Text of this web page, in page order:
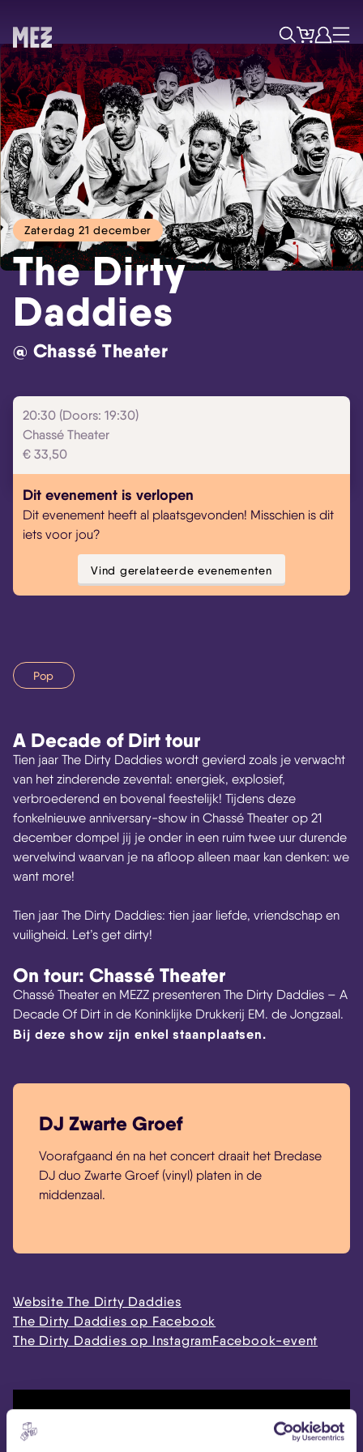
Skip navigatie
ZoekTicketsAccount
Menu
Zaterdag 21 december
The Dirty
Daddies
@ Chassé Theater
20:30 (Doors: 19:30)
Chassé Theater
€ 33,50
Dit evenement is verlopen
Dit evenement heeft al plaatsgevonden! Misschien is dit
iets voor jou?
Vind gerelateerde evenementen
Pop
A Decade of Dirt tour
Tien jaar The Dirty Daddies wordt gevierd zoals je verwacht
van het zinderende zevental: energiek, explosief,
verbroederend en bovenal feestelijk! Tijdens deze
fonkelnieuwe anniversary-show in Chassé Theater op 21
december dompel jij je onder in een ruim twee uur durende
wervelwind waarvan je na afloop alleen maar kan denken: we
want more!
Tien jaar The Dirty Daddies: tien jaar liefde, vriendschap en
vuiligheid. Let’s get dirty!
On tour: Chassé Theater
Chassé Theater en MEZZ presenteren The Dirty Daddies – A
Decade Of Dirt in de Koninklijke Drukkerij EM. de Jongzaal.
Bij deze show zijn enkel staanplaatsen.
DJ Zwarte Groef
Voorafgaand én na het concert draait het Bredase
DJ duo Zwarte Groef (vinyl) platen in de
middenzaal.
Website The Dirty Daddies
The Dirty Daddies op Facebook
The Dirty Daddies op InstagramFacebook-event